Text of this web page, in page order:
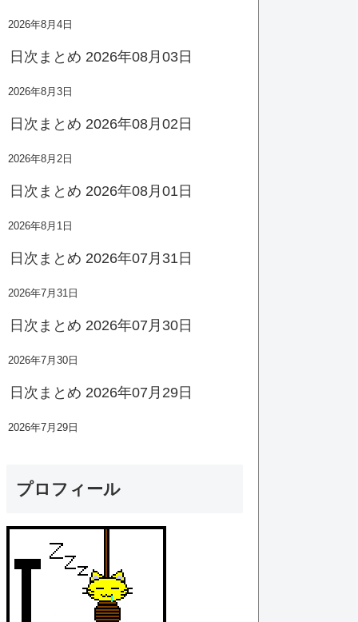
2026年8月4日
日次まとめ 2026年08月03日
2026年8月3日
日次まとめ 2026年08月02日
2026年8月2日
日次まとめ 2026年08月01日
2026年8月1日
日次まとめ 2026年07月31日
2026年7月31日
日次まとめ 2026年07月30日
2026年7月30日
日次まとめ 2026年07月29日
2026年7月29日
プロフィール